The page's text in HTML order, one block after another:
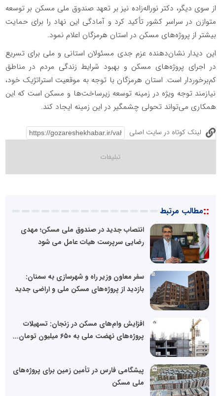
از سوی دیگر، دکتر نوراله‌زاده نیز بر تعهد صندوق ملی مسکن بر توسعه
متوازن در سراسر کشور تأکید کرد و آمادگی این نهاد را برای حمایت
بیشتر از پروژه‌های مسکن در استان هرمزگان اعلام نمود.
این دیدار نشان‌دهنده عزم جدی مسئولان استانی و ملی برای تسریع
در اجرای پروژه‌های مسکن و بهبود شرایط زندگی مردم در مناطق
کم‌برخوردار است. استان هرمزگان با توجه به موقعیت استراتژیک خود،
نیازمند توجه ویژه در زمینه توسعه زیرساخت‌ها و مسکن است که این
همکاری می‌تواند تحولی چشمگیر در این زمینه ایجاد کند.
لینک کوتاه در سایت اصلی
::مطالب مرتبط
انتصاب جدید در صندوق ملی مسکن؛ مهدی
رضایی سرپرست هیات عامل می شود
سفر معاون وزیر راه و شهرسازی به سمنان:
بازدید از پروژه‌های مسکن ملی و اراضی جدید
افزایش وام‌های مسکن در زنجان: تسهیلات
پروژه‌های نهضت ملی به ۶۵۰ میلیون تومان...
پیشگامی فارس در تأمین زمین برای پروژه‌های
ملی مسکن